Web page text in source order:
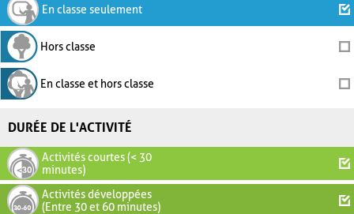
En classe seulement
Hors classe
En classe et hors classe
DURÉE DE L'ACTIVITÉ
Activités courtes (< 30
minutes)
Activités développées
(Entre 30 et 60 minutes)